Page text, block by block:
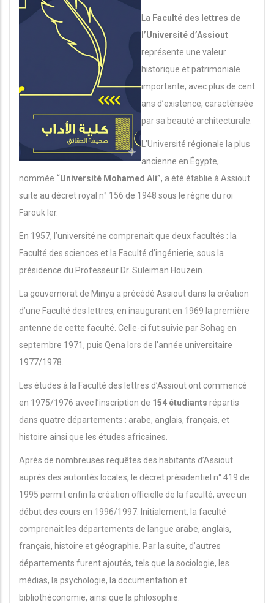
La Faculté des lettres de
l’Université d’Assiout
représente une valeur
historique et patrimoniale
importante, avec plus de cent
ans d’existence, caractérisée
par sa beauté architecturale.
L’Université régionale la plus
ancienne en Égypte,
nommée “Université Mohamed Ali”, a été établie à Assiout
suite au décret royal n° 156 de 1948 sous le règne du roi
Farouk Ier.
En 1957, l’université ne comprenait que deux facultés : la
Faculté des sciences et la Faculté d’ingénierie, sous la
présidence du Professeur Dr. Suleiman Houzein.
La gouvernorat de Minya a précédé Assiout dans la création
d’une Faculté des lettres, en inaugurant en 1969 la première
antenne de cette faculté. Celle-ci fut suivie par Sohag en
septembre 1971, puis Qena lors de l’année universitaire
1977/1978.
Les études à la Faculté des lettres d’Assiout ont commencé
en 1975/1976 avec l’inscription de 154 étudiants répartis
dans quatre départements : arabe, anglais, français, et
histoire ainsi que les études africaines.
Après de nombreuses requêtes des habitants d’Assiout
auprès des autorités locales, le décret présidentiel n° 419 de
1995 permit enfin la création officielle de la faculté, avec un
début des cours en 1996/1997. Initialement, la faculté
comprenait les départements de langue arabe, anglais,
français, histoire et géographie. Par la suite, d’autres
départements furent ajoutés, tels que la sociologie, les
médias, la psychologie, la documentation et
bibliothéconomie, ainsi que la philosophie.